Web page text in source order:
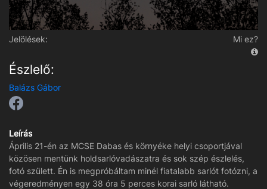
Jelölések: Mi ez?
Észlelő:
Balázs Gábor
Leírás
Április 21-én az MCSE Dabas és környéke helyi csoportjával
közösen mentünk holdsarlóvadászatra és sok szép észlelés,
fotó születt. Én is megpróbáltam minél fiatalabb sarlót fotózni, a
végeredményen egy 38 óra 5 perces korai sarló látható.